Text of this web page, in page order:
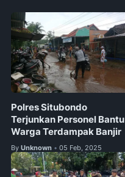
Polres Situbondo
Terjunkan Personel Bantu
Warga Terdampak Banjir
By Unknown • 05 Feb, 2025